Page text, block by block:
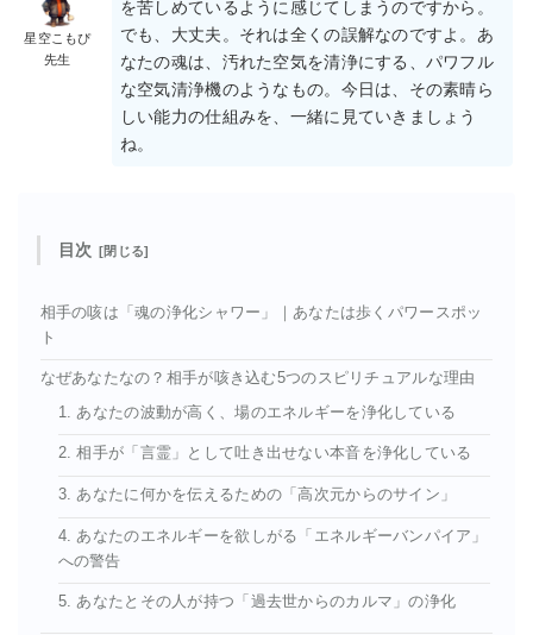
星空こもぴ
先生
を苦しめているように感じてしまうのですから。
でも、大丈夫。それは全くの誤解なのですよ。あ
なたの魂は、汚れた空気を清浄にする、パワフル
な空気清浄機のようなもの。今日は、その素晴ら
しい能力の仕組みを、一緒に見ていきましょう
ね。
目次
相手の咳は「魂の浄化シャワー」｜あなたは歩くパワースポッ
ト
なぜあなたなの？相手が咳き込む5つのスピリチュアルな理由
1. あなたの波動が高く、場のエネルギーを浄化している
2. 相手が「言霊」として吐き出せない本音を浄化している
3. あなたに何かを伝えるための「高次元からのサイン」
4. あなたのエネルギーを欲しがる「エネルギーバンパイア」
への警告
5. あなたとその人が持つ「過去世からのカルマ」の浄化